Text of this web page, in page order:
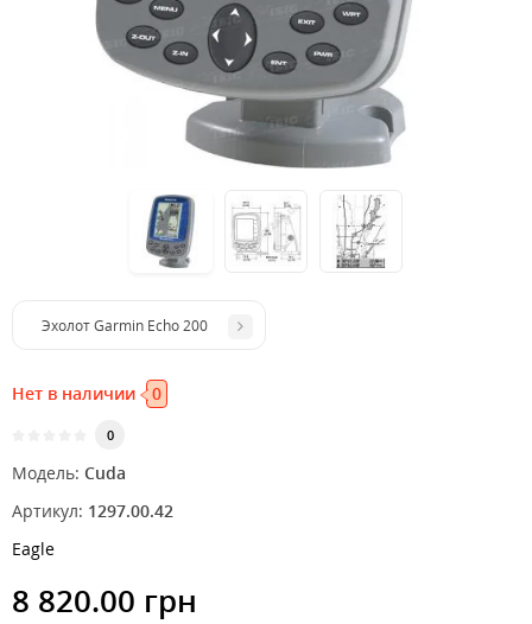
Эхолот Garmin Echo 200
Нет в наличии 0
0
Модель: Cuda
Артикул: 1297.00.42
Eagle
8 820.00 грн